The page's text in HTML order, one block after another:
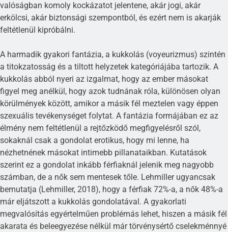
valóságban komoly kockázatot jelentene, akár jogi, akár
erkölcsi, akár biztonsági szempontból, és ezért nem is akarják
feltétlenül kipróbálni.
A harmadik gyakori fantázia, a kukkolás (voyeurizmus) szintén
a titokzatosság és a tiltott helyzetek kategóriájába tartozik. A
kukkolás abból nyeri az izgalmat, hogy az ember másokat
figyel meg anélkül, hogy azok tudnának róla, különösen olyan
körülmények között, amikor a másik fél meztelen vagy éppen
szexuális tevékenységet folytat. A fantázia formájában ez az
élmény nem feltétlenül a rejtőzködő megfigyelésről szól,
sokaknál csak a gondolat erotikus, hogy mi lenne, ha
nézhetnének másokat intimebb pillanataikban. Kutatások
szerint ez a gondolat inkább férfiaknál jelenik meg nagyobb
számban, de a nők sem mentesek tőle. Lehmiller ugyancsak
bemutatja (Lehmiller, 2018), hogy a férfiak 72%-a, a nők 48%-a
már eljátszott a kukkolás gondolatával. A gyakorlati
megvalósítás egyértelműen problémás lehet, hiszen a másik fél
akarata és beleegyezése nélkül már törvénysértő cselekménnyé